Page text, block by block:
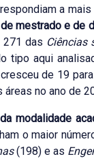
a
mestrado e de
271 das Ciências
tipo aqui
de 19
no ano de
modalidade
o maior
(198) e as